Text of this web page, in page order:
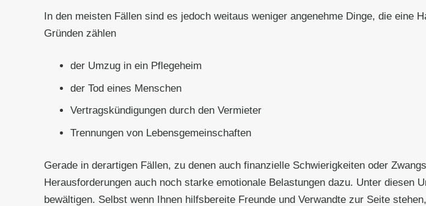
In den meisten Fällen sind es jedoch weitaus weniger angenehme Dinge, die eine
Gründen zählen
der Umzug in ein Pflegeheim
der Tod eines Menschen
Vertragskündigungen durch den Vermieter
Trennungen von Lebensgemeinschaften
Gerade in derartigen Fällen, zu denen auch finanzielle Schwierigkeiten oder
Herausforderungen auch noch starke emotionale Belastungen dazu. Unter
bewältigen. Selbst wenn Ihnen hilfsbereite Freunde und Verwandte zur Seite